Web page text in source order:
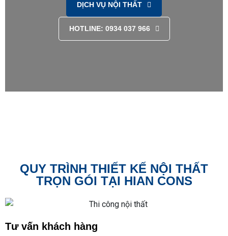
DỊCH VỤ NỘI THẤT
HOTLINE: 0934 037 966
QUY TRÌNH THIẾT KẾ NỘI THẤT
TRỌN GÓI TẠI HIAN CONS
Tư vấn khách hàng